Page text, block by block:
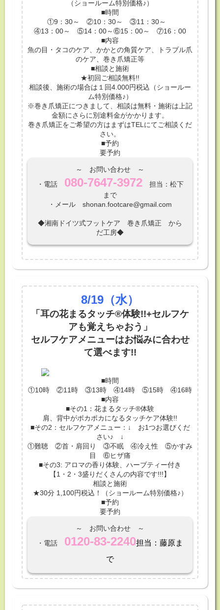
（ショールーム特別価格♪）
■時間
①9：30～ ②10：30～ ③11：30～
④13：00～ ⑤14：00～⑥15：00～ ⑦16：00
■内容
魚の目・タコのケア、かかとの角質ケア、トラブル爪
のケア、巻き爪矯正等
■相談と施術
★初回ご相談無料!!
相談後、施術の場合は１回4.000円税込（ショールー
ム特別価格♪）
※巻き爪矯正につきまして、相談は無料・施術は上記
金額にさらに別途料金がかかります。
巻き爪矯正をご希望の方はまずはTELにてご相談くだ
さい。
■予約
要予約
～ お問い合わせ ～
・電話 080-7647-3972担当：松下
まで
・メール shonan.footcare@gmail.com
◆湘南ドイツ式フットケア 巻き爪矯正 から
だ工房◆
8/19 （水）
「耳の花まるタッチ®体験!!+セルフケ
アも覚えちゃおう」
セルフケアメニューはお悩みに合わせ
て選べます!!
■時間
①10時 ②11時 ③13時 ④14時 ⑤15時 ④16時
■内容
■その1：花まるタッチ®体験
肩、背中がポカポカになるタッチケア体験!!
■その2：セルフケアメニュー：↓ お1つお選びくだ
さい♪ ↓
①難聴 ②首・肩回り ③不眠 ④冷え性 ⑤かすみ
目 ⑥ヒザ痛
■その3: アロマの香り体験、ハーブティー付き
【1・2・3盛りだくさんの内容です!!!】
相談と施術
★30分 1,100円税込！（ショールーム特別価格♪）
■予約
要予約
～ お問い合わせ ～
・電話 0120-83-2240担当：藤原ま
で